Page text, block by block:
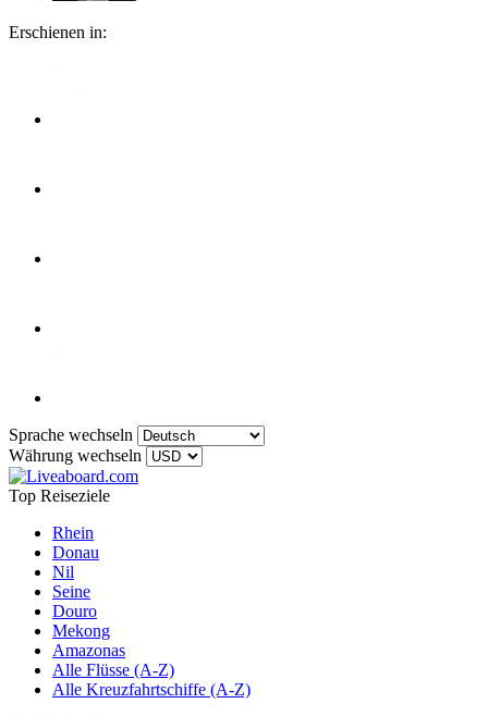
Erschienen in:
Sprache wechseln
Währung wechseln
Top Reiseziele
Rhein
Donau
Nil
Seine
Douro
Mekong
Amazonas
Alle Flüsse (A-Z)
Alle Kreuzfahrtschiffe (A-Z)